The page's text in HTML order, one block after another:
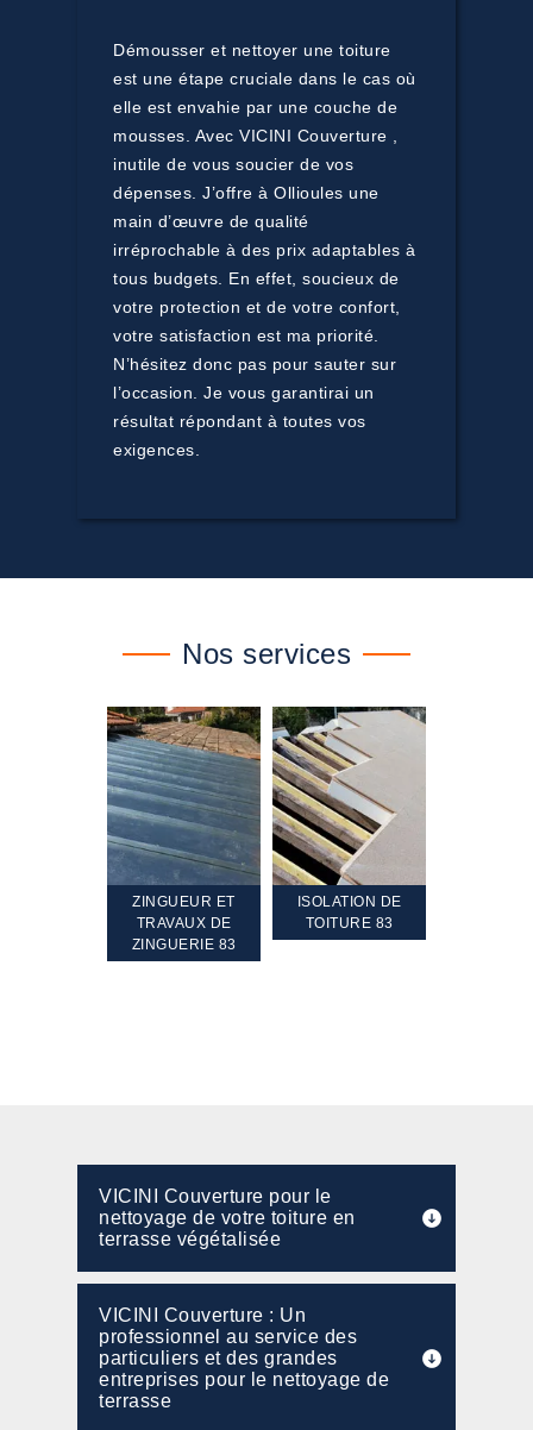
Démousser et nettoyer une toiture
est une étape cruciale dans le cas où
elle est envahie par une couche de
mousses. Avec VICINI Couverture ,
inutile de vous soucier de vos
dépenses. J’offre à Ollioules une
main d’œuvre de qualité
irréprochable à des prix adaptables à
tous budgets. En effet, soucieux de
votre protection et de votre confort,
votre satisfaction est ma priorité.
N’hésitez donc pas pour sauter sur
l’occasion. Je vous garantirai un
résultat répondant à toutes vos
exigences.
Nos services
ZINGUEUR ET
TRAVAUX DE
ZINGUERIE 83
ISOLATION DE
TOITURE 83
VICINI Couverture pour le
nettoyage de votre toiture en
terrasse végétalisée
VICINI Couverture : Un
professionnel au service des
particuliers et des grandes
entreprises pour le nettoyage de
terrasse